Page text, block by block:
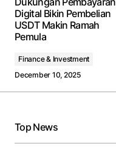
Comment
Digital Bikin Pembelian
USDT Makin Ramah
Pemula
Finance & Investment
December 10, 2025
Top News